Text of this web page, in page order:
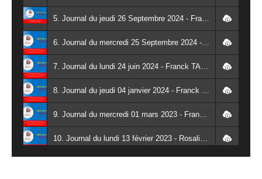
5. Journal du jeudi 26 Septembre 2024 - Franck TAPSOBA
6. Journal du mercredi 25 Septembre 2024 - Franck TAPSOBA
7. Journal du lundi 24 juin 2024 - Franck TAPSOBA
8. Journal du jeudi 04 janvier 2024 - Franck TAPSOBA
9. Journal du mercredi 01 mars 2023 - Franck TAPSOBA
10. Journal du lundi 13 février 2023 - Rosalie SANA